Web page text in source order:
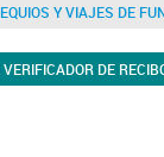
Y VIAJES DE
DE